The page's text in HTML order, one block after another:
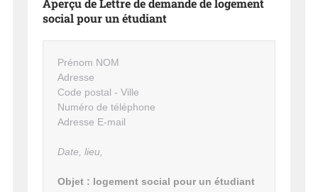
Aperçu de Lettre de demande de logement
social pour un étudiant
Prénom NOM
Adresse
Code postal - Ville
Numéro de téléphone
Adresse E-mail
Date, lieu,
Objet : logement social pour un étudiant